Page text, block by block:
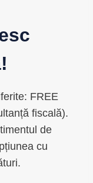
FREE
fiscală).
de
cu